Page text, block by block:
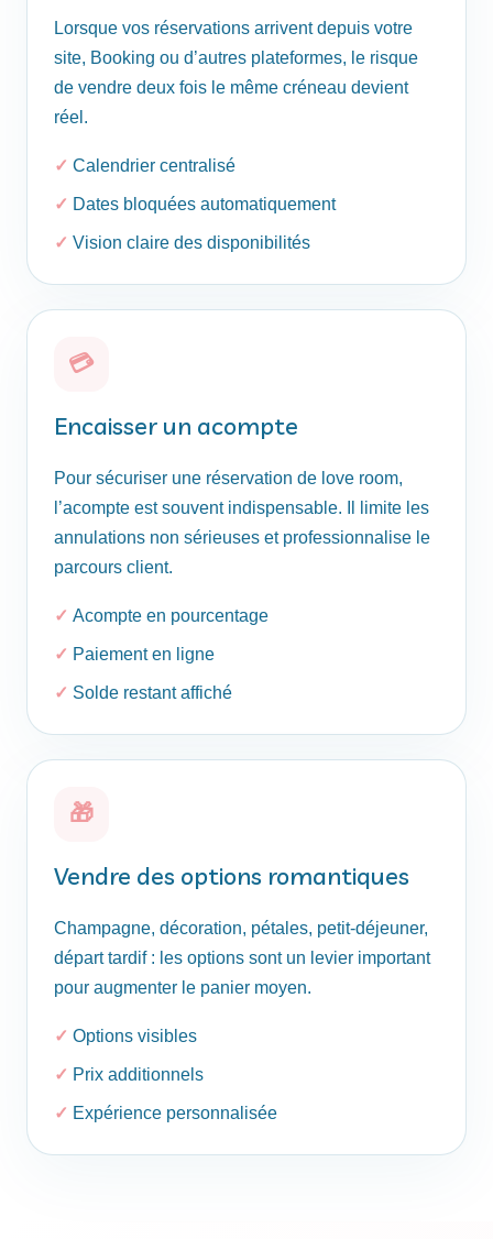
Lorsque vos réservations arrivent depuis votre
site, Booking ou d’autres plateformes, le risque
de vendre deux fois le même créneau devient
réel.
Calendrier centralisé
Dates bloquées automatiquement
Vision claire des disponibilités
💳
Encaisser un acompte
Pour sécuriser une réservation de love room,
l’acompte est souvent indispensable. Il limite les
annulations non sérieuses et professionnalise le
parcours client.
Acompte en pourcentage
Paiement en ligne
Solde restant affiché
🎁
Vendre des options romantiques
Champagne, décoration, pétales, petit-déjeuner,
départ tardif : les options sont un levier important
pour augmenter le panier moyen.
Options visibles
Prix additionnels
Expérience personnalisée